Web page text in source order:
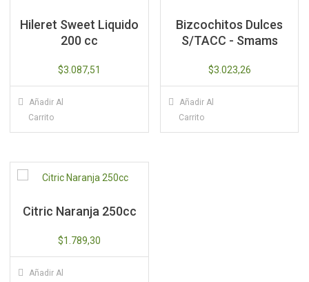
Hileret Sweet Liquido
200 cc
$3.087,51
Añadir Al
Carrito
Bizcochitos Dulces
S/TACC - Smams
$3.023,26
Añadir Al
Carrito
Citric Naranja 250cc
$1.789,30
Añadir Al